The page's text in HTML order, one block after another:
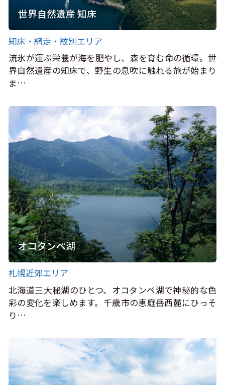
世界自然遺産 知床
知床・網走・紋別エリア
流氷が運ぶ栄養が海を肥やし、森を育む命の循環。世
界自然遺産の知床で、野生の息吹に触れる旅が始まり
ま…
オコタンペ湖
札幌近郊エリア
北海道三大秘湖のひとつ、オコタンペ湖で神秘的な色
彩の変化を楽しめます。千歳市の恵庭岳西麓にひっそ
り…